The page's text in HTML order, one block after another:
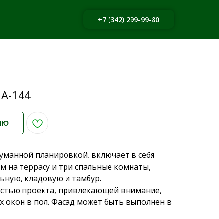
+7 (342) 299-99-80
144
планировкой, включает в себя
на террасу и три спальные комнаты,
кладовую и тамбур.
проекта, привлекающей внимание,
окон в пол. Фасад может быть выполнен в